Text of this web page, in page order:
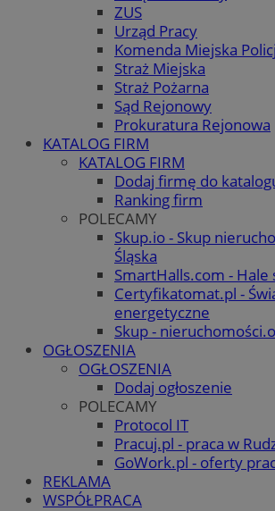
ZUS
Urząd Pracy
Komenda Miejska
Straż Miejska
Straż Pożarna
Sąd Rejonowy
Prokuratura Rejonowa
KATALOG FIRM
KATALOG FIRM
Dodaj firmę do
Ranking firm
POLECAMY
Skup.io - Skup
Śląska
SmartHalls.com - Hale
Certyfikatomat.pl -
energetyczne
Skup -
OGŁOSZENIA
OGŁOSZENIA
Dodaj ogłoszenie
POLECAMY
Protocol IT
Pracuj.pl - praca w
GoWork.pl - oferty
REKLAMA
WSPÓŁPRACA